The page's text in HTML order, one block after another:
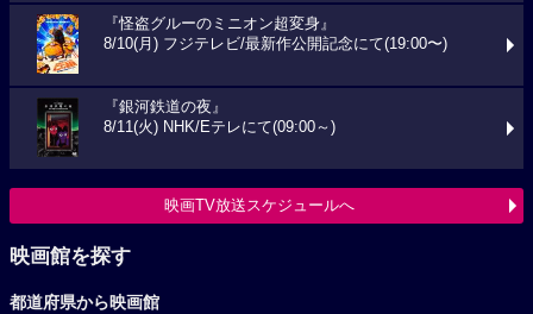
『怪盗グルーのミニオン超変身』
8/10(月) フジテレビ/最新作公開記念にて(19:00〜)
『銀河鉄道の夜』
8/11(火) NHK/Eテレにて(09:00～)
映画TV放送スケジュールへ
映画館を探す
都道府県から映画館